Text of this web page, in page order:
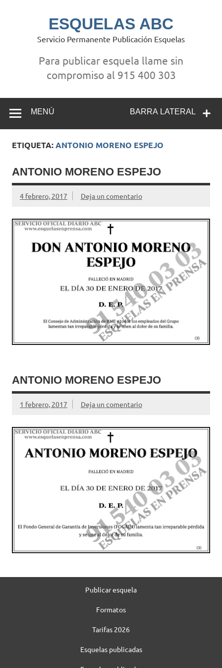
ESQUELAS ABC
Servicio Permanente Publicación Esquelas
Para publicar esquela llame sin
compromiso al 915 400 303
BARRA LATERAL
MENÚ
ETIQUETA:ANTONIO MORENO ESPEJO
ANTONIO MORENO ESPEJO
4 febrero, 2017 Deja un comentario
ANTONIO MORENO ESPEJO
1 febrero, 2017 Deja un comentario
Publicar esquela
Formatos
Tarifas 2026
Esquelas publicadas